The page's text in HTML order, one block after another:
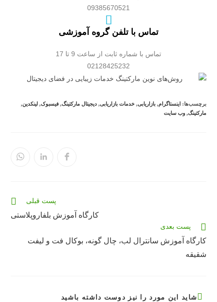
09385670521
تماس با تلفن گروه آموزشی
تماس با شماره ثابت از ساعت 9 تا 17
02128425232
برچسب‌ها: اینستاگرام, بازاریابی, خدمات بازاریابی, دیجیتال مارکتینگ, فیسبوک, لینکدین,
مارکتینگ, وب سایت
در
در
در
بخوانید
پست قبلی
کارگاه آموزش بلفاروپلاستی
پست بعدی
کارگاه آموزش سانترال لب، چال گونه، بوکال فت و لیفت
شقیقه
شاید این مورد را نیز دوست داشته باشید